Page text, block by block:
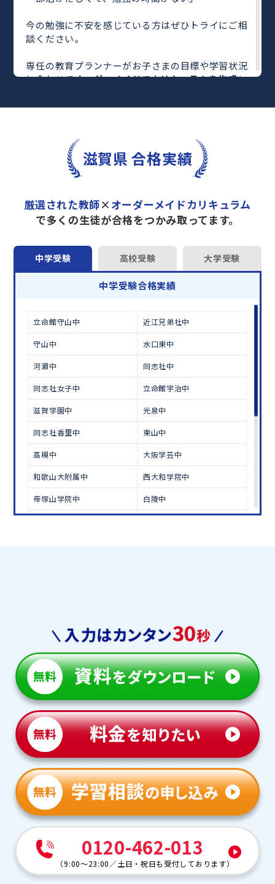
今の勉強に不安を感じている方はぜひトライにご相
談ください。
専任の教育プランナーがお子さまの目標や学習状況
に合わせてオーダーメイドでカリキュラムを作成し
完全マンツーマンで自分に合った教師がわかるまで
さらに、単元別の学習の理解度がわかる「AI学習診
や授業内容や授業以外の勉強をナビゲートする
「DAILY TRY」
など、豊富な学習コンテンツが
トライで一緒に“自己最高得点”を目指しません
か？
オンラインでの学習面談も承っております。
学習相談のお申し込みはこちら
滋賀県 合格実績
厳選された教師× オーダーメイドカリキュラム
で多くの生徒が合格をつかみ取ってます。
中学受験 高校受験 大学受験
中学受験合格実績
立命館守山中 近江兄弟社中
守山中 水口東中
河瀬中 同志社中
同志社女子中 立命館宇治中
滋賀学園中 光泉中
同志社香里中 東山中
高槻中 大阪学芸中
和歌山大附属中 西大和学院中
帝塚山学院中 白陵中
上宮中
0120-462-013
（9:00～23:00 ／土日・祝日も受付しております）